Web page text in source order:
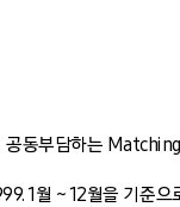
공동부담하는
1월 ~ 12월을 기준